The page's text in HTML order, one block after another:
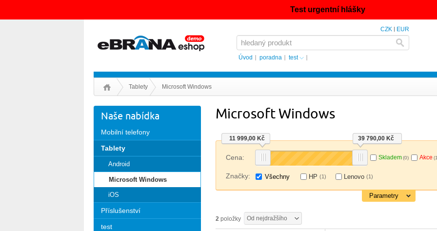
Test urgentní hlášky
Úvod poradna test
CZK EUR
Tablety Microsoft Windows
Microsoft Windows
Cena:
11 999,00 Kč 39 790,00 Kč
Skladem(0) Akce
Značky: Všechny HP (1) Lenovo (1)
Parametry
2 položky Od nejdražšího
Naše nabídka
Mobilní telefony
Tablety
Android
Microsoft Windows
iOS
Příslušenství
test